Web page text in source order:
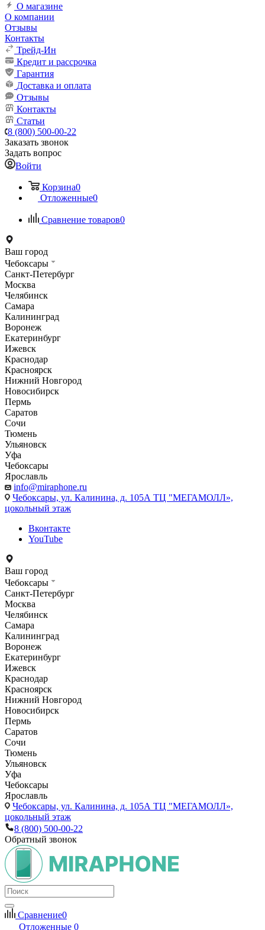
О магазине
О компании
Отзывы
Контакты
Трейд-Ин
Кредит и рассрочка
Гарантия
Доставка и оплата
Отзывы
Контакты
Статьи
8 (800) 500-00-22
Заказать звонок
Задать вопрос
Войти
Корзина0
Отложенные0
Сравнение товаров0
Ваш город
Чебоксары
Санкт-Петербург
Москва
Челябинск
Самара
Калининград
Воронеж
Екатеринбург
Ижевск
Краснодар
Красноярск
Нижний Новгород
Новосибирск
Пермь
Саратов
Сочи
Тюмень
Ульяновск
Уфа
Чебоксары
Ярославль
info@miraphone.ru
Чебоксары, ул. Калинина, д. 105А ТЦ "МЕГАМОЛЛ»,
цокольный этаж
Вконтакте
YouTube
Ваш город
Чебоксары
Санкт-Петербург
Москва
Челябинск
Самара
Калининград
Воронеж
Екатеринбург
Ижевск
Краснодар
Красноярск
Нижний Новгород
Новосибирск
Пермь
Саратов
Сочи
Тюмень
Ульяновск
Уфа
Чебоксары
Ярославль
Чебоксары, ул. Калинина, д. 105А ТЦ "МЕГАМОЛЛ»,
цокольный этаж
8 (800) 500-00-22
Обратный звонок
Сравнение0
Отложенные 0